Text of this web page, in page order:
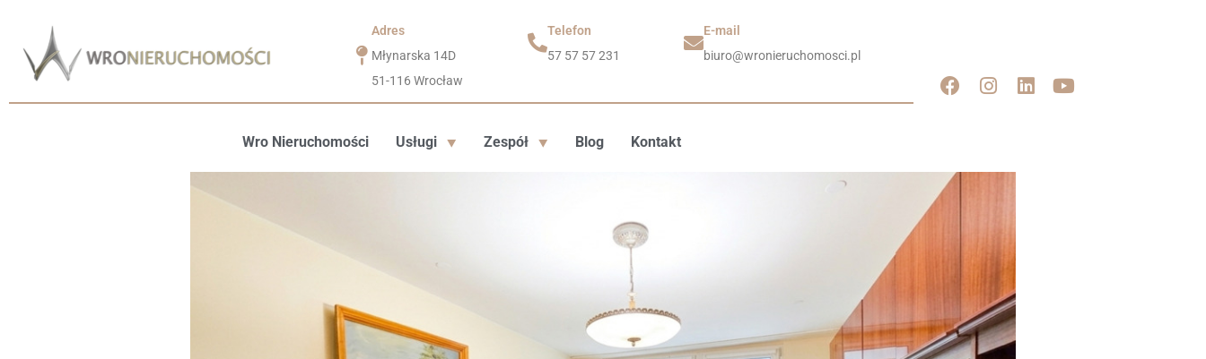
Adres
Młynarska 14D
51-116 Wrocław
Telefon
57 57 57 231
E-mail
biuro@wronieruchomosci.pl
Wro Nieruchomości Usługi Zespół Blog Kontakt